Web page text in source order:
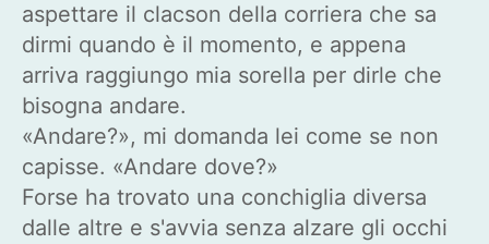
aspettare il clacson della corriera che sa
dirmi quando è il momento, e appena
arriva raggiungo mia sorella per dirle che
bisogna andare.
«Andare?», mi domanda lei come se non
capisse. «Andare dove?»
Forse ha trovato una conchiglia diversa
dalle altre e s'avvia senza alzare gli occhi